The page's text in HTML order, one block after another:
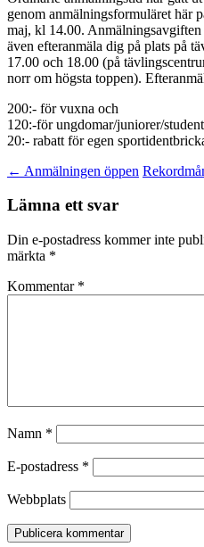
genom anmälningsformuläret här
maj, kl 14.00.
även efteranmäla dig på plats på
17.00 och 18.00 (på
norr om högsta toppen).
200:- för vuxna och
120:-för ungdomar/juniorer/
20:- rabatt för egen
Inläggsnavigering
← Anmälningen öppen
Lämna ett svar
Din e-postadress kommer inte
märkta *
Kommentar *
Namn *
E-postadress *
Webbplats